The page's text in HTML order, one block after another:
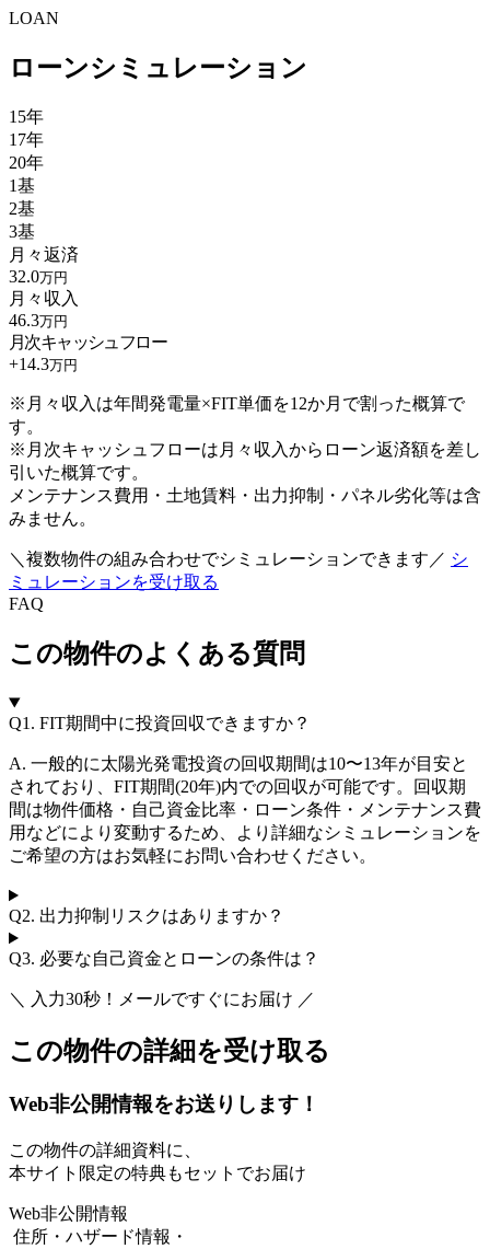
LOAN
ローンシミュレーション
15年
17年
20年
1基
2基
3基
月々返済
32.0万円
月々収入
46.3万円
月次キャッシュフロー
+14.3万円
※月々収入は年間発電量×FIT単価を12か月で割った概算で
す。
※月次キャッシュフローは月々収入からローン返済額を差し
引いた概算です。
メンテナンス費用・土地賃料・出力抑制・パネル劣化等は含
みません。
＼複数物件の組み合わせでシミュレーションできます／ シ
ミュレーションを受け取る
FAQ
この物件のよくある質問
Q1. FIT期間中に投資回収できますか？
A. 一般的に太陽光発電投資の回収期間は10〜13年が目安と
されており、FIT期間(20年)内での回収が可能です。回収期
間は物件価格・自己資金比率・ローン条件・メンテナンス費
用などにより変動するため、より詳細なシミュレーションを
ご希望の方はお気軽にお問い合わせください。
Q2. 出力抑制リスクはありますか？
Q3. 必要な自己資金とローンの条件は？
＼ 入力30秒！メールですぐにお届け ／
この物件の詳細を受け取る
Web非公開情報をお送りします！
この物件の詳細資料に、
本サイト限定の特典もセットでお届け
Web非公開情報
住所・ハザード情報・